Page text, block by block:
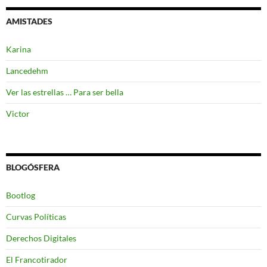
AMISTADES
Karina
Lancedehm
Ver las estrellas … Para ser bella
Victor
BLOGÓSFERA
Bootlog
Curvas Políticas
Derechos Digitales
El Francotirador